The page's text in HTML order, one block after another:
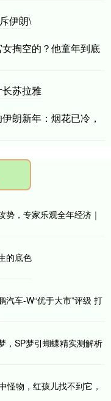
伊朗\
掏空的？他童年到底
苏拉雅
朗新年：烟花已冷，
，专家乐观全年经济｜
的底色
汽车-W“优于大市”评级 打
，SP梦引蝴蝶精实测解析
怪物，红孩儿找不到它，